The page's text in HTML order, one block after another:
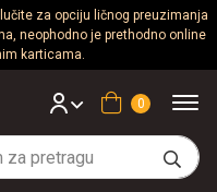
za opciju ličnog preuzimanja
neophodno je prethodno online
karticama.
Korpa